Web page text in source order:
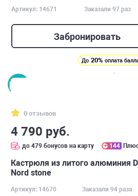
Артикул: 14671 Заказали 97 раз
Забронировать
До 20% оплата
0 отзывов
4 790 руб.
до 479 бонусов на карту 144
Кастрюля из литого алюминия
Nord stone
Артикул: 14670 Заказали 94 раза